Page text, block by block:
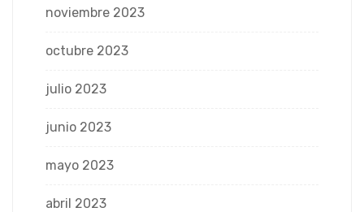
noviembre 2023
octubre 2023
julio 2023
junio 2023
mayo 2023
abril 2023